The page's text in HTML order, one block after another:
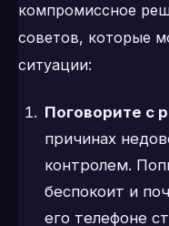
компромиссное
советов, которые
ситуации:
Поговорите с
причинах
контролем.
беспокоит и
его телефоне